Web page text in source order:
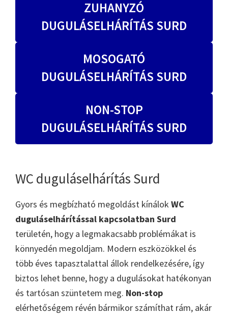
ZUHANYZÓ
DUGULÁSELHÁRÍTÁS SURD
MOSOGATÓ
DUGULÁSELHÁRÍTÁS SURD
NON-STOP
DUGULÁSELHÁRÍTÁS SURD
WC duguláselhárítás Surd
Gyors és megbízható megoldást kínálok WC
duguláselhárítással kapcsolatban Surd
területén, hogy a legmakacsabb problémákat is
könnyedén megoldjam. Modern eszközökkel és
több éves tapasztalattal állok rendelkezésére, így
biztos lehet benne, hogy a dugulásokat hatékonyan
és tartósan szüntetem meg. Non-stop
elérhetőségem révén bármikor számíthat rám, akár